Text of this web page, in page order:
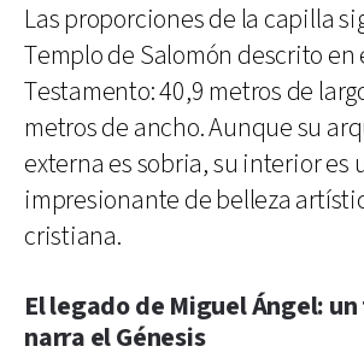
Las proporciones de la capilla
Templo de Salomón descrito en
Testamento: 40,9 metros de
metros de ancho. Aunque su
externa es sobria, su interior es
impresionante de belleza
cristiana.
El legado de Miguel Ángel:
narra el Génesis